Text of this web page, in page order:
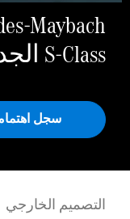
Maybach
S-Class الجديدة
سجل
التصميم الخارجي